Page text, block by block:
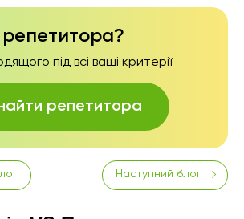
під всі ваші критерії
репетитора
Наступний блог